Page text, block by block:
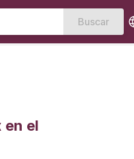
Buscar
en el